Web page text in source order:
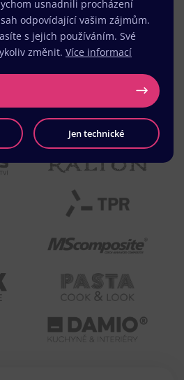
usnadnili procházení
odpovídající vašim zájmům.
s jejich používáním. Své
změnit. Více informací
Jen technické